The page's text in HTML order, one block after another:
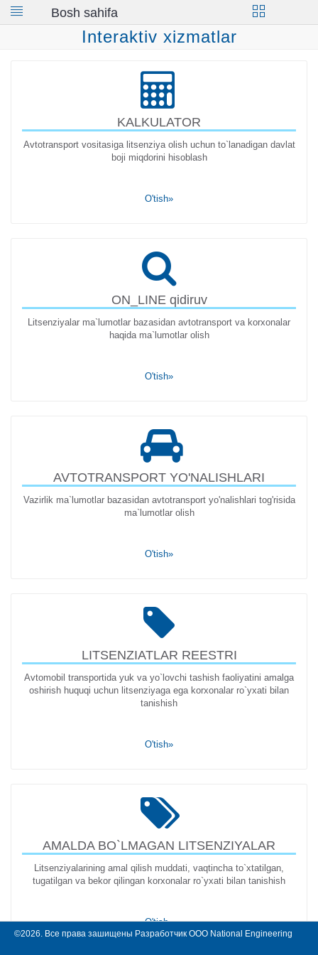
Bosh sahifa
Toggle
Interaktiv xizmatlar
KALKULATOR
Avtotransport vositasiga litsenziya olish uchun to`lanadigan davlat
boji miqdorini hisoblash
O'tish»
ON_LINE qidiruv
Litsenziyalar ma`lumotlar bazasidan avtotransport va korxonalar
haqida ma`lumotlar olish
O'tish»
AVTOTRANSPORT YO'NALISHLARI
Vazirlik ma`lumotlar bazasidan avtotransport yo'nalishlari tog'risida
ma`lumotlar olish
O'tish»
LITSENZIATLAR REESTRI
Avtomobil transportida yuk va yo`lovchi tashish faoliyatini amalga
oshirish huquqi uchun litsenziyaga ega korxonalar ro`yxati bilan
tanishish
O'tish»
AMALDA BO`LMAGAN LITSENZIYALAR
Litsenziyalarining amal qilish muddati, vaqtincha to`xtatilgan,
tugatilgan va bekor qilingan korxonalar ro`yxati bilan tanishish
O'tish»
©2026. Все права зашищены Разработчик OOO National Engineering